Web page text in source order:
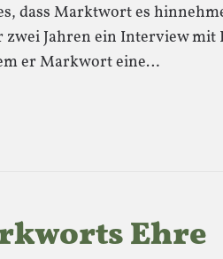
dass Marktwort es
zwei Jahren ein Interview mit
er Markwort eine…
Ehre